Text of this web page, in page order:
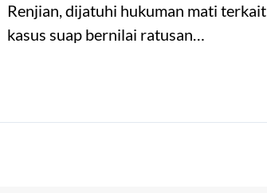
Renjian, dijatuhi hukuman mati terkait
kasus suap bernilai ratusan…